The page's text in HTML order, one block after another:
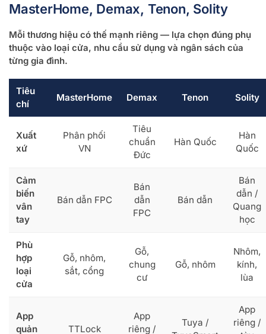
MasterHome, Demax, Tenon, Solity
Mỗi thương hiệu có thế mạnh riêng — lựa chọn đúng phụ
thuộc vào loại cửa, nhu cầu sử dụng và ngân sách của
từng gia đình.
Tiêu
chí
MasterHome Demax Tenon Solity
Xuất
xứ
Phân phối
VN
Tiêu
chuẩn
Đức
Hàn Quốc
Hàn
Quốc
Cảm
biến
vân
tay
Bán dẫn FPC
Bán
dẫn
FPC
Bán dẫn
Bán
dẫn /
Quang
học
Phù
hợp
loại
cửa
Gỗ, nhôm,
sắt, cổng
Gỗ,
chung
cư
Gỗ, nhôm
Nhôm,
kính,
lùa
App
quản
TTLock
App
riêng /
Tuya /
App
riêng /